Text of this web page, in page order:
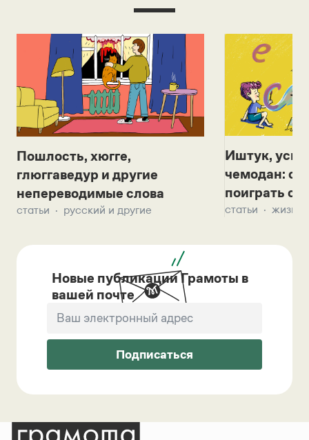
Пошлость, хюгге,
глюггаведур и другие
непереводимые слова
статьи русский и другие
Иштук,
чемодан:
поиграть с
статьи жизнь
Новые публикации Грамоты в
вашей почте
Подписаться